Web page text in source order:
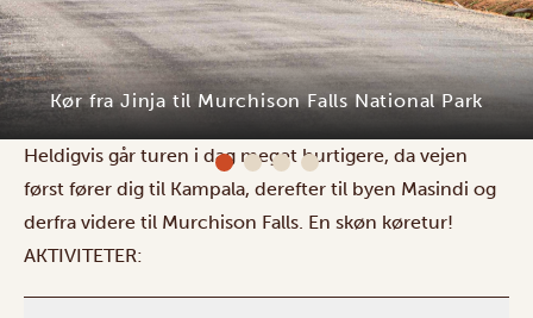
Bamboo Village Safari Lodge
Gør dig klar til en ægte roadtrip, for i dag kører du seks
timer fra Jinja til det imponerende Murchison Falls
National Park. I gamle dage fulgte opdagelsesrejsende
Nilen helt op til vandfaldene – og det tog en evighed.
Heldigvis går turen i dag meget hurtigere, da vejen
først fører dig til Kampala, derefter til byen Masindi og
derfra videre til Murchison Falls. En skøn køretur!
AKTIVITETER: